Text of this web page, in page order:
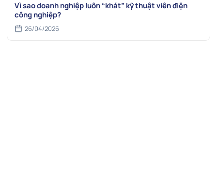
Vì sao doanh nghiệp luôn “khát” kỹ thuật viên điện
công nghiệp?
26/04/2026